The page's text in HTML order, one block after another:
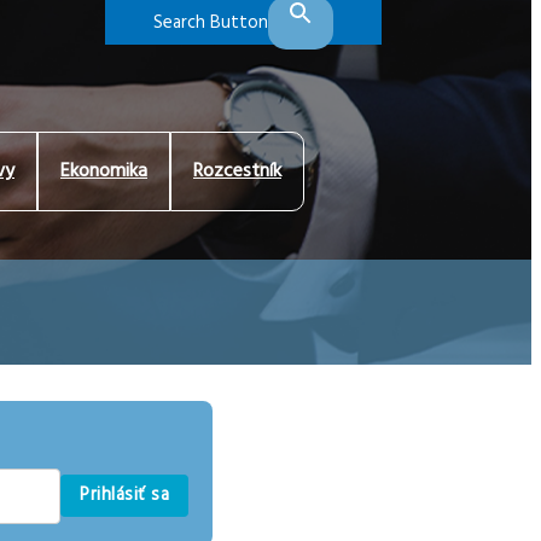
Search Button
Ekonomika Rozcestník
Prihlásiť sa